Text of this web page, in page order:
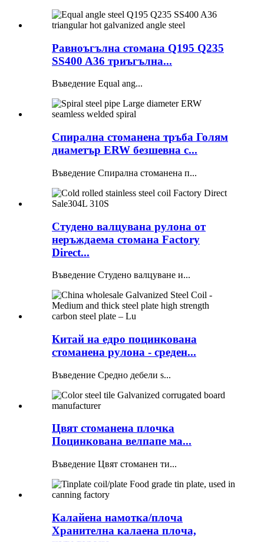
Равноъгълна стомана Q195 Q235
SS400 A36 триъгълна...
Въведение Equal ang...
Спирална стоманена тръба Голям
диаметър ERW безшевна с...
Въведение Спирална стоманена п...
Студено валцувана рулона от
неръждаема стомана Factory
Direct...
Въведение Студено валцуване и...
Китай на едро поцинкована
стоманена рулона - среден...
Въведение Средно дебели s...
Цвят стоманена плочка
Поцинкована велпапе ма...
Въведение Цвят стоманен ти...
Калайена намотка/плоча
Хранителна калаена плоча,